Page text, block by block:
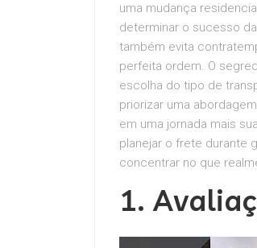
uma mudança
determinar o sucesso
também evita
perfeita ordem. O
escolha do tipo de
priorizar uma
em uma jornada mais
planejar o frete durante
concentrar no que
1.